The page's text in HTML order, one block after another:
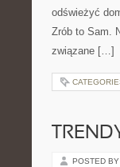
odświeżyć
Zrób to Sam.
związane […]
POSTED BY